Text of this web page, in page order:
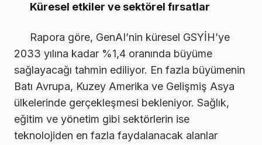
Küresel etkiler ve sektörel fırsatlar
Rapora göre, GenAI’nin küresel GSYİH’ye
2033 yılına kadar %1,4 oranında büyüme
sağlayacağı tahmin ediliyor. En fazla büyümenin
Batı Avrupa, Kuzey Amerika ve Gelişmiş Asya
ülkelerinde gerçekleşmesi bekleniyor. Sağlık,
eğitim ve yönetim gibi sektörlerin ise
teknolojiden en fazla faydalanacak alanlar